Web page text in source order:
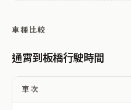
車種比較
通霄到板橋行駛時間
車次